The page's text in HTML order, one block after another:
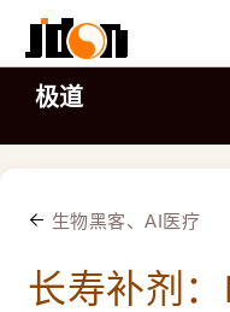
极道
生物黑客、AI医疗
长寿补剂